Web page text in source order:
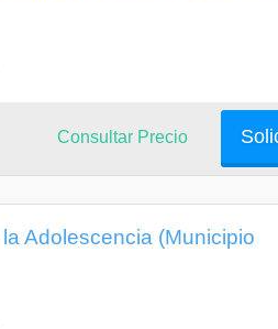
Consultar Precio
Adolescencia (Municipio